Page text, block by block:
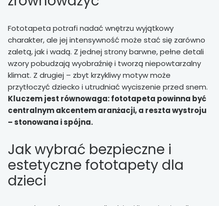
Fototapeta potrafi nadać wnętrzu wyjątkowy
charakter, ale jej intensywność może stać się zarówno
zaletą, jak i wadą. Z jednej strony barwne, pełne detali
wzory pobudzają wyobraźnię i tworzą niepowtarzalny
klimat. Z drugiej – zbyt krzykliwy motyw może
przytłoczyć dziecko i utrudniać wyciszenie przed snem.
Kluczem jest równowaga: fototapeta powinna być
centralnym akcentem aranżacji, a reszta wystroju
– stonowana i spójna.
Jak wybrać bezpieczne i
estetyczne fototapety dla
dzieci